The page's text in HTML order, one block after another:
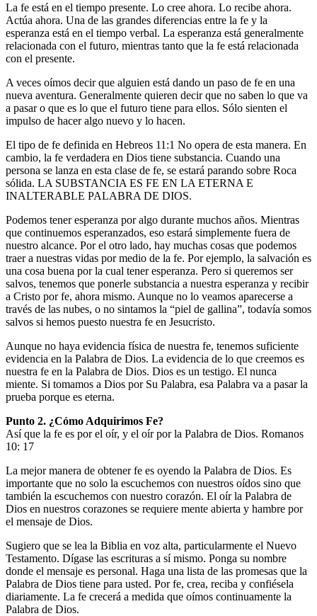
La fe está en el tiempo presente. Lo cree ahora. Lo recibe ahora.
Actúa ahora. Una de las grandes diferencias entre la fe y la
esperanza está en el tiempo verbal. La esperanza está generalmente
relacionada con el futuro, mientras tanto que la fe está relacionada
con el presente.
A veces oímos decir que alguien está dando un paso de fe en una
nueva aventura. Generalmente quieren decir que no saben lo que va
a pasar o que es lo que el futuro tiene para ellos. Sólo sienten el
impulso de hacer algo nuevo y lo hacen.
El tipo de fe definida en Hebreos 11:1 No opera de esta manera. En
cambio, la fe verdadera en Dios tiene substancia. Cuando una
persona se lanza en esta clase de fe, se estará parando sobre Roca
sólida. LA SUBSTANCIA ES FE EN LA ETERNA E
INALTERABLE PALABRA DE DIOS.
Podemos tener esperanza por algo durante muchos años. Mientras
que continuemos esperanzados, eso estará simplemente fuera de
nuestro alcance. Por el otro lado, hay muchas cosas que podemos
traer a nuestras vidas por medio de la fe. Por ejemplo, la salvación es
una cosa buena por la cual tener esperanza. Pero si queremos ser
salvos, tenemos que ponerle substancia a nuestra esperanza y recibir
a Cristo por fe, ahora mismo. Aunque no lo veamos aparecerse a
través de las nubes, o no sintamos la “piel de gallina”, todavía somos
salvos si hemos puesto nuestra fe en Jesucristo.
Aunque no haya evidencia física de nuestra fe, tenemos suficiente
evidencia en la Palabra de Dios. La evidencia de lo que creemos es
nuestra fe en la Palabra de Dios. Dios es un testigo. El nunca
miente. Si tomamos a Dios por Su Palabra, esa Palabra va a pasar la
prueba porque es eterna.
Punto 2. ¿Cómo Adquirimos Fe?
Así que la fe es por el oír, y el oír por la Palabra de Dios. Romanos
10: 17
La mejor manera de obtener fe es oyendo la Palabra de Dios. Es
importante que no solo la escuchemos con nuestros oídos sino que
también la escuchemos con nuestro corazón. El oír la Palabra de
Dios en nuestros corazones se requiere mente abierta y hambre por
el mensaje de Dios.
Sugiero que se lea la Biblia en voz alta, particularmente el Nuevo
Testamento. Dígase las escrituras a sí mismo. Ponga su nombre
donde el mensaje es personal. Haga una lista de las promesas que la
Palabra de Dios tiene para usted. Por fe, crea, reciba y confiésela
diariamente. La fe crecerá a medida que oímos continuamente la
Palabra de Dios.